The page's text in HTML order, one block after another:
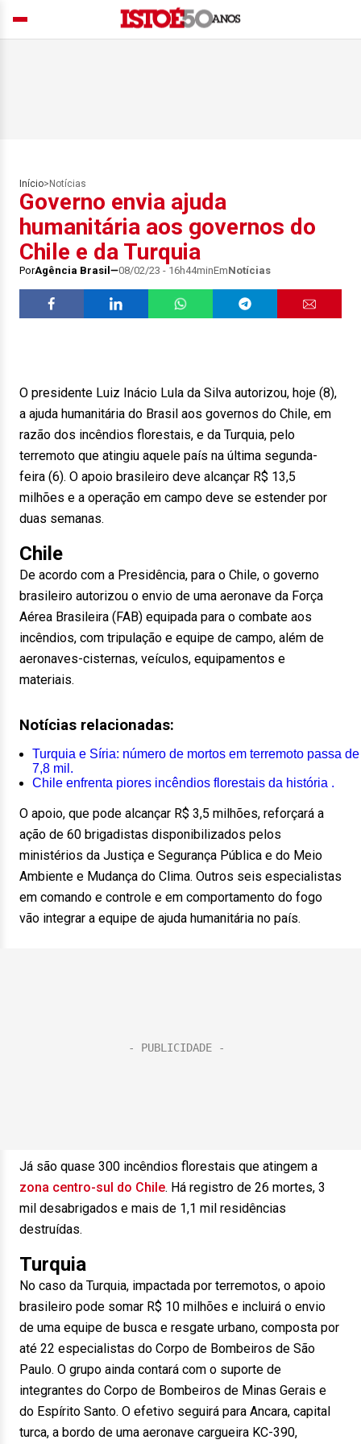
Início> Notícias
Governo envia ajuda
humanitária aos governos do
Chile e da Turquia
PorAgência Brasil 08/02/23 - 16h44minEmNotícias
O presidente Luiz Inácio Lula da Silva autorizou, hoje (8),
a ajuda humanitária do Brasil aos governos do Chile, em
razão dos incêndios florestais, e da Turquia, pelo
terremoto que atingiu aquele país na última segunda-
feira (6). O apoio brasileiro deve alcançar R$ 13,5
milhões e a operação em campo deve se estender por
duas semanas.
Chile
De acordo com a Presidência, para o Chile, o governo
brasileiro autorizou o envio de uma aeronave da Força
Aérea Brasileira (FAB) equipada para o combate aos
incêndios, com tripulação e equipe de campo, além de
aeronaves-cisternas, veículos, equipamentos e
materiais.
Notícias relacionadas:
Turquia e Síria: número de mortos em terremoto passa de
7,8 mil.
Chile enfrenta piores incêndios florestais da história .
O apoio, que pode alcançar R$ 3,5 milhões, reforçará a
ação de 60 brigadistas disponibilizados pelos
ministérios da Justiça e Segurança Pública e do Meio
Ambiente e Mudança do Clima. Outros seis especialistas
em comando e controle e em comportamento do fogo
vão integrar a equipe de ajuda humanitária no país.
Já são quase 300 incêndios florestais que atingem a
zona centro-sul do Chile. Há registro de 26 mortes, 3
mil desabrigados e mais de 1,1 mil residências
destruídas.
Turquia
No caso da Turquia, impactada por terremotos, o apoio
brasileiro pode somar R$ 10 milhões e incluirá o envio
de uma equipe de busca e resgate urbano, composta por
até 22 especialistas do Corpo de Bombeiros de São
Paulo. O grupo ainda contará com o suporte de
integrantes do Corpo de Bombeiros de Minas Gerais e
do Espírito Santo. O efetivo seguirá para Ancara, capital
turca, a bordo de uma aeronave cargueira KC-390,